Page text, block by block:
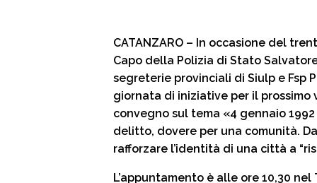
e
b
o
o
k
t
s
A
p
p
e
g
r
a
m
d
i
v
i
d
CATANZARO – In occasione del
Capo della Polizia di Stato
segreterie provinciali di Siulp e Fsp
giornata di iniziative per il
convegno sul tema «4 gennaio
delitto, dovere per una comunità.
rafforzare l’identità di una città a
L’appuntamento è alle ore 10,30